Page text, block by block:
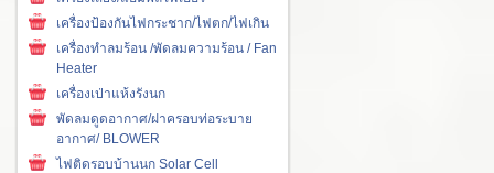
เครื่องป้องกันไฟกระชาก/ไฟตก/ไฟเกิน
เครื่องทำลมร้อน /พัดลมความร้อน / Fan
Heater
เครื่องเป่าแห้งรังนก
พัดลมดูดอากาศ/ฝาครอบท่อระบาย
อากาศ/ BLOWER
ไฟติดรอบบ้านนก Solar Cell